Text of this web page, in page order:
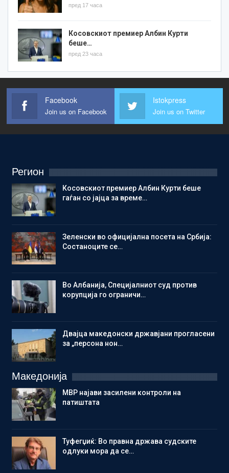
пред 17 часа
Косовскиот премиер Албин Курти
беше…
пред 23 часа
Facebook
Join us on Facebook
Istokpress
Join us on Twitter
Регион
Косовскиот премиер Албин Курти беше
гаѓан со јајца за време…
Зеленски во официјална посета на Србија:
Состаноците се…
Во Албанија, Специјалниот суд против
корупција го ограничи…
Двајца македонски државјани прогласени
за „персона нон…
Македонија
МВР најави засилени контроли на
патиштата
Туфегџиќ: Во правна држава судските
одлуки мора да се…